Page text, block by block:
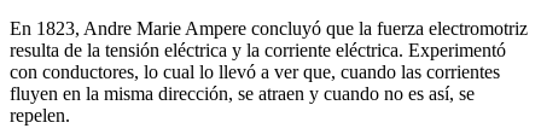
En 1823, Andre Marie Ampere concluyó que la fuerza electromotriz
resulta de la tensión eléctrica y la corriente eléctrica. Experimentó
con conductores, lo cual lo llevó a ver que, cuando las corrientes
fluyen en la misma dirección, se atraen y cuando no es así, se
repelen.